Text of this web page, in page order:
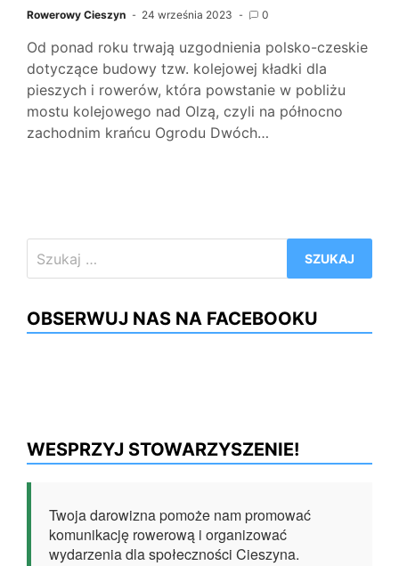
Rowerowy Cieszyn 24 września 2023 0
Od ponad roku trwają uzgodnienia polsko-czeskie
dotyczące budowy tzw. kolejowej kładki dla
pieszych i rowerów, która powstanie w pobliżu
mostu kolejowego nad Olzą, czyli na północno
zachodnim krańcu Ogrodu Dwóch…
OBSERWUJ NAS NA FACEBOOKU
WESPRZYJ STOWARZYSZENIE!
Twoja darowizna pomoże nam promować
komunikację rowerową i organizować
wydarzenia dla społeczności Cieszyna.